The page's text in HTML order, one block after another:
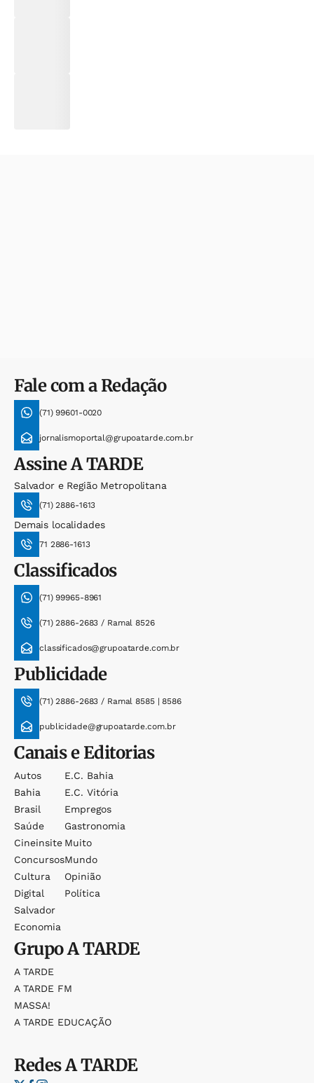
Fale com a Redação
(71) 99601-0020
jornalismoportal@grupoatarde.com.br
AssineA TARDE
Salvador e Região Metropolitana
(71) 2886-1613
Demais localidades
71 2886-1613
Classificados
(71) 99965-8961
(71) 2886-2683 / Ramal 8526
classificados@grupoatarde.com.br
Publicidade
(71) 2886-2683 / Ramal 8585 | 8586
publicidade@grupoatarde.com.br
Canais e Editorias
Autos
Bahia
Brasil
Saúde
Cineinsite
Concursos
Cultura
Digital
Salvador
Economia
E.c. Bahia
E.c. Vitória
Empregos
Gastronomia
Muito
Mundo
Opinião
Política
GrupoA TARDE
A TARDE
A TARDE FM
MASSA!
A TARDE EDUCAÇÃO
RedesA TARDE